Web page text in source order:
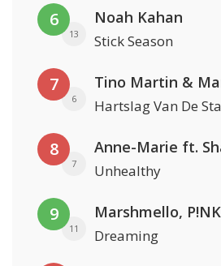
6
13
Noah Kahan
Stick Season
7
6
Tino Martin &
Hartslag Van De
8
7
Anne-Marie ft.
Unhealthy
9
11
Marshmello,
Dreaming